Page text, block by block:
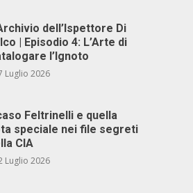
dell’Ispettore Di
| Episodio 4: L’Arte di
l’Ignoto
Luglio 2026
Feltrinelli e quella
speciale nei file segreti
CIA
Luglio 2026